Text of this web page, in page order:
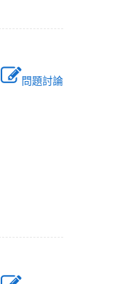
問題討論